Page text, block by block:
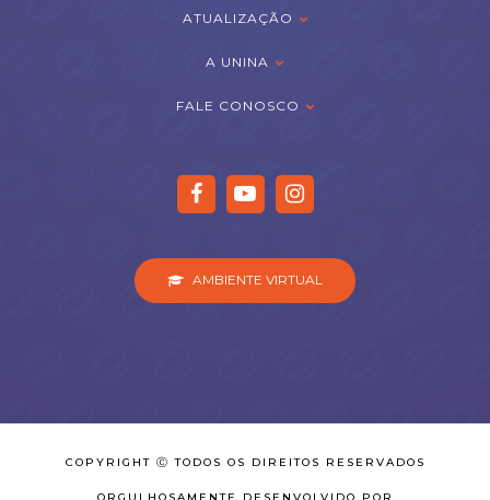
ATUALIZAÇÃO
A UNINA
FALE CONOSCO
AMBIENTE VIRTUAL
COPYRIGHT Ⓒ TODOS OS DIREITOS RESERVADOS
ORGULHOSAMENTE DESENVOLVIDO POR